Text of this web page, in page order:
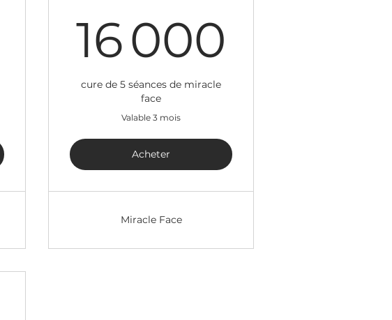
35 000MUR
16 000
cure de 5 séances de miracle
face
Valable 3 mois
Acheter
Miracle Face